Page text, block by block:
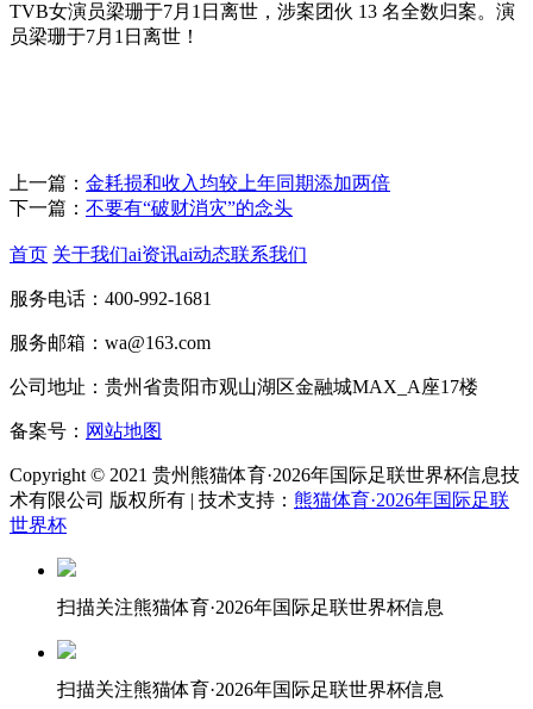
TVB女演员梁珊于7月1日离世，涉案团伙 13 名全数归案。演
员梁珊于7月1日离世！
上一篇： 金耗损和收入均较上年同期添加两倍
下一篇： 不要有“破财消灾”的念头
首页 关于我们ai资讯ai动态联系我们
服务电话：400-992-1681
服务邮箱：wa@163.com
公司地址：贵州省贵阳市观山湖区金融城MAX_A座17楼
备案号： 网站地图
Copyright © 2021 贵州熊猫体育·2026年国际足联世界杯信息技
术有限公司 版权所有 | 技术支持： 熊猫体育·2026年国际足联
世界杯
扫描关注熊猫体育·2026年国际足联世界杯信息
扫描关注熊猫体育·2026年国际足联世界杯信息